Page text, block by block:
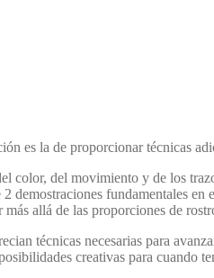
es la de proporcionar técnicas
color, del movimiento y de los
demostraciones fundamentales
allá de las proporciones de
técnicas necesarias para
creativas para cuando